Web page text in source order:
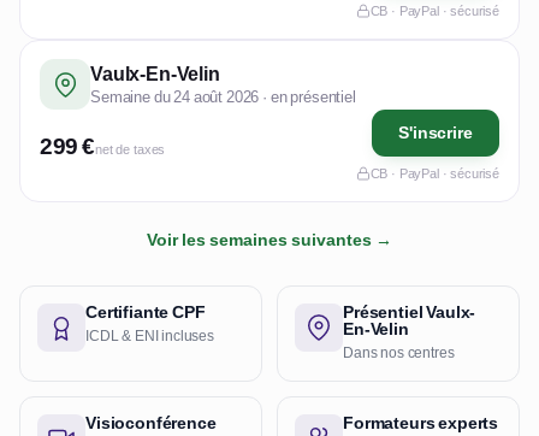
CB · PayPal · sécurisé
Vaulx-En-Velin
Semaine du 24 août 2026 · en présentiel
299 €net de taxes
S'inscrire
CB · PayPal · sécurisé
Voir les semaines suivantes →
Certifiante CPF
ICDL & ENI incluses
Présentiel Vaulx-
En-Velin
Dans nos centres
Visioconférence Formateurs experts